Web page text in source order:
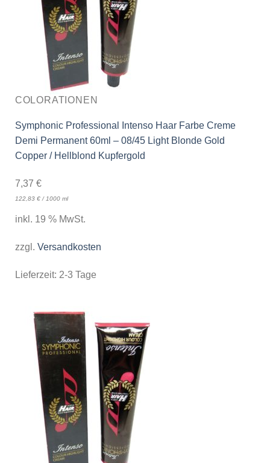
COLORATIONEN
Symphonic Professional Intenso Haar Farbe Creme
Demi Permanent 60ml – 08/45 Light Blonde Gold
Copper / Hellblond Kupfergold
7,37 €
122,83 €/1000 ml
inkl. 19 % MwSt.
zzgl. Versandkosten
Lieferzeit: 2-3 Tage